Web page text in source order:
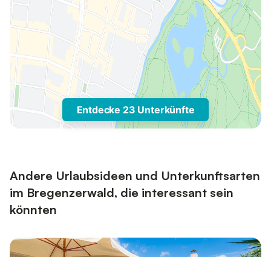
Entdecke 23 Unterkünfte
Andere Urlaubsideen und Unterkunftsarten
im Bregenzerwald, die interessant sein
könnten